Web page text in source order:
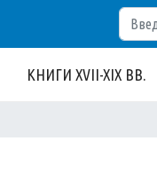
КНИГИ XVII-XIX ВВ.